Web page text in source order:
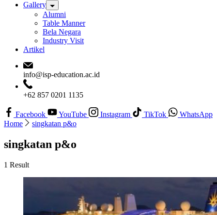
Gallery
Alumni
Table Manner
Bela Negara
Industry Visit
Artikel
info@isp-education.ac.id
+62 857 0201 1135
Facebook YouTube Instagram TikTok
WhatsApp
Home
singkatan p&o
singkatan p&o
1 Result